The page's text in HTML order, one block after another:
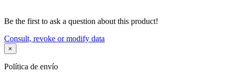
Be the first to ask a question about this product!
Consult, revoke or modify data
×
Política de envío